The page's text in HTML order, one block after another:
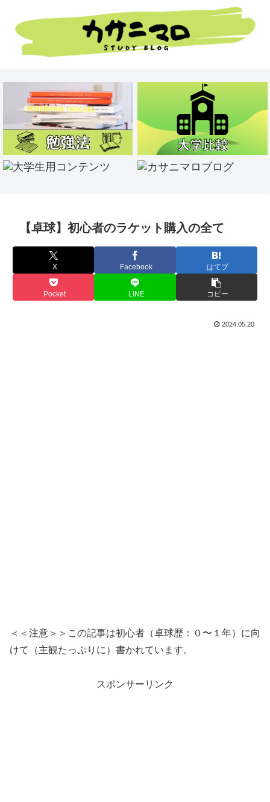
【卓球】初心者のラケット購入の全て
X Facebook はてブ
Pocket LINE コピー
2024.05.20
＜＜注意＞＞この記事は初心者（卓球歴：０〜１年）に向
けて（主観たっぷりに）書かれています。
スポンサーリンク